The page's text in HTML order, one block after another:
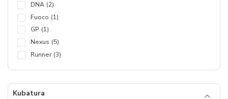
DNA (2)
Fuoco (1)
GP (1)
Nexus (5)
Runner (3)
Kubatura